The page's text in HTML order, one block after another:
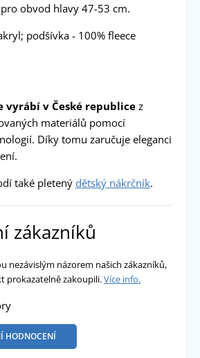
obvod hlavy 47-53 cm.
podšívka - 100% fleece
vyrábí v České republicez
materiálů pomocí
Díky tomu zaručuje eleganci
také pletený dětský nákrčník.
zákazníků
nezávislým názorem našich zákazníků,
prokazatelně zakoupili.Více info.
HODNOCENÍ